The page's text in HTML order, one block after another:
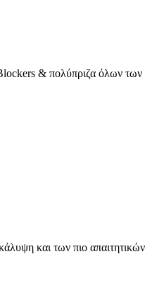
& πολύπριζα όλων των
και των πιο απαιτητικών